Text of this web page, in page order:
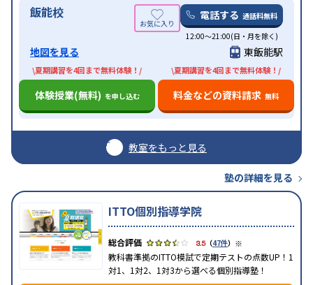
飯能校 電話する 通話料無料
12:00～21:00(日・月を除く)
地図を見る 東飯能駅
\夏期講習を4回まで無料体験！/
体験授業(無料) を申し込む
\夏期講習を4回まで無料体験！/
料金などの資料請求 無料
教室をもっと見る
塾の詳細を見る
ITTO個別指導学院
3.5（47件） ※
教科書準拠のITTO模試で定期テストの点数UP！1
対1、1対2、1対3から選べる個別指導塾！